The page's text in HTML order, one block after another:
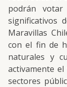
podrán
significativos
Maravillas
con el fin de
naturales y
activamente
sectores